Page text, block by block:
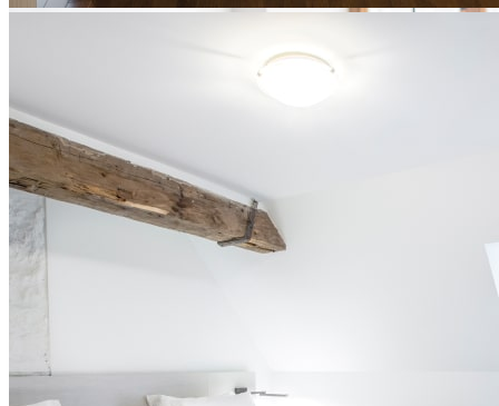
Ces chambres ont été construites lors de la restauration du
Monastère, et ce, en parfaite harmonie avec le caractère patrimonial
des lieux.
Découvrir Voir les disponibilités
Ce lien s'ouvrira dans une
nouvelle fenêtre